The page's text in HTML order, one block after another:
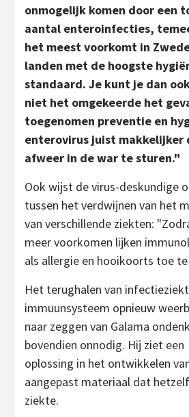
onmogelijk komen door een
aantal enteroinfecties,
het meest voorkomt in
landen met de hoogste
standaard. Je kunt je dan
niet het omgekeerde het
toegenomen preventie en
enterovirus juist makkelijker
afweer in de war te sturen."
Ook wijst de virus-deskundige
tussen het verdwijnen van het
van verschillende ziekten:
meer voorkomen lijken
als allergie en hooikoorts toe te
Het terughalen van
immuunsysteem opnieuw
naar zeggen van Galama
bovendien onnodig. Hij ziet een
oplossing in het ontwikkelen
aangepast materiaal dat
ziekte.